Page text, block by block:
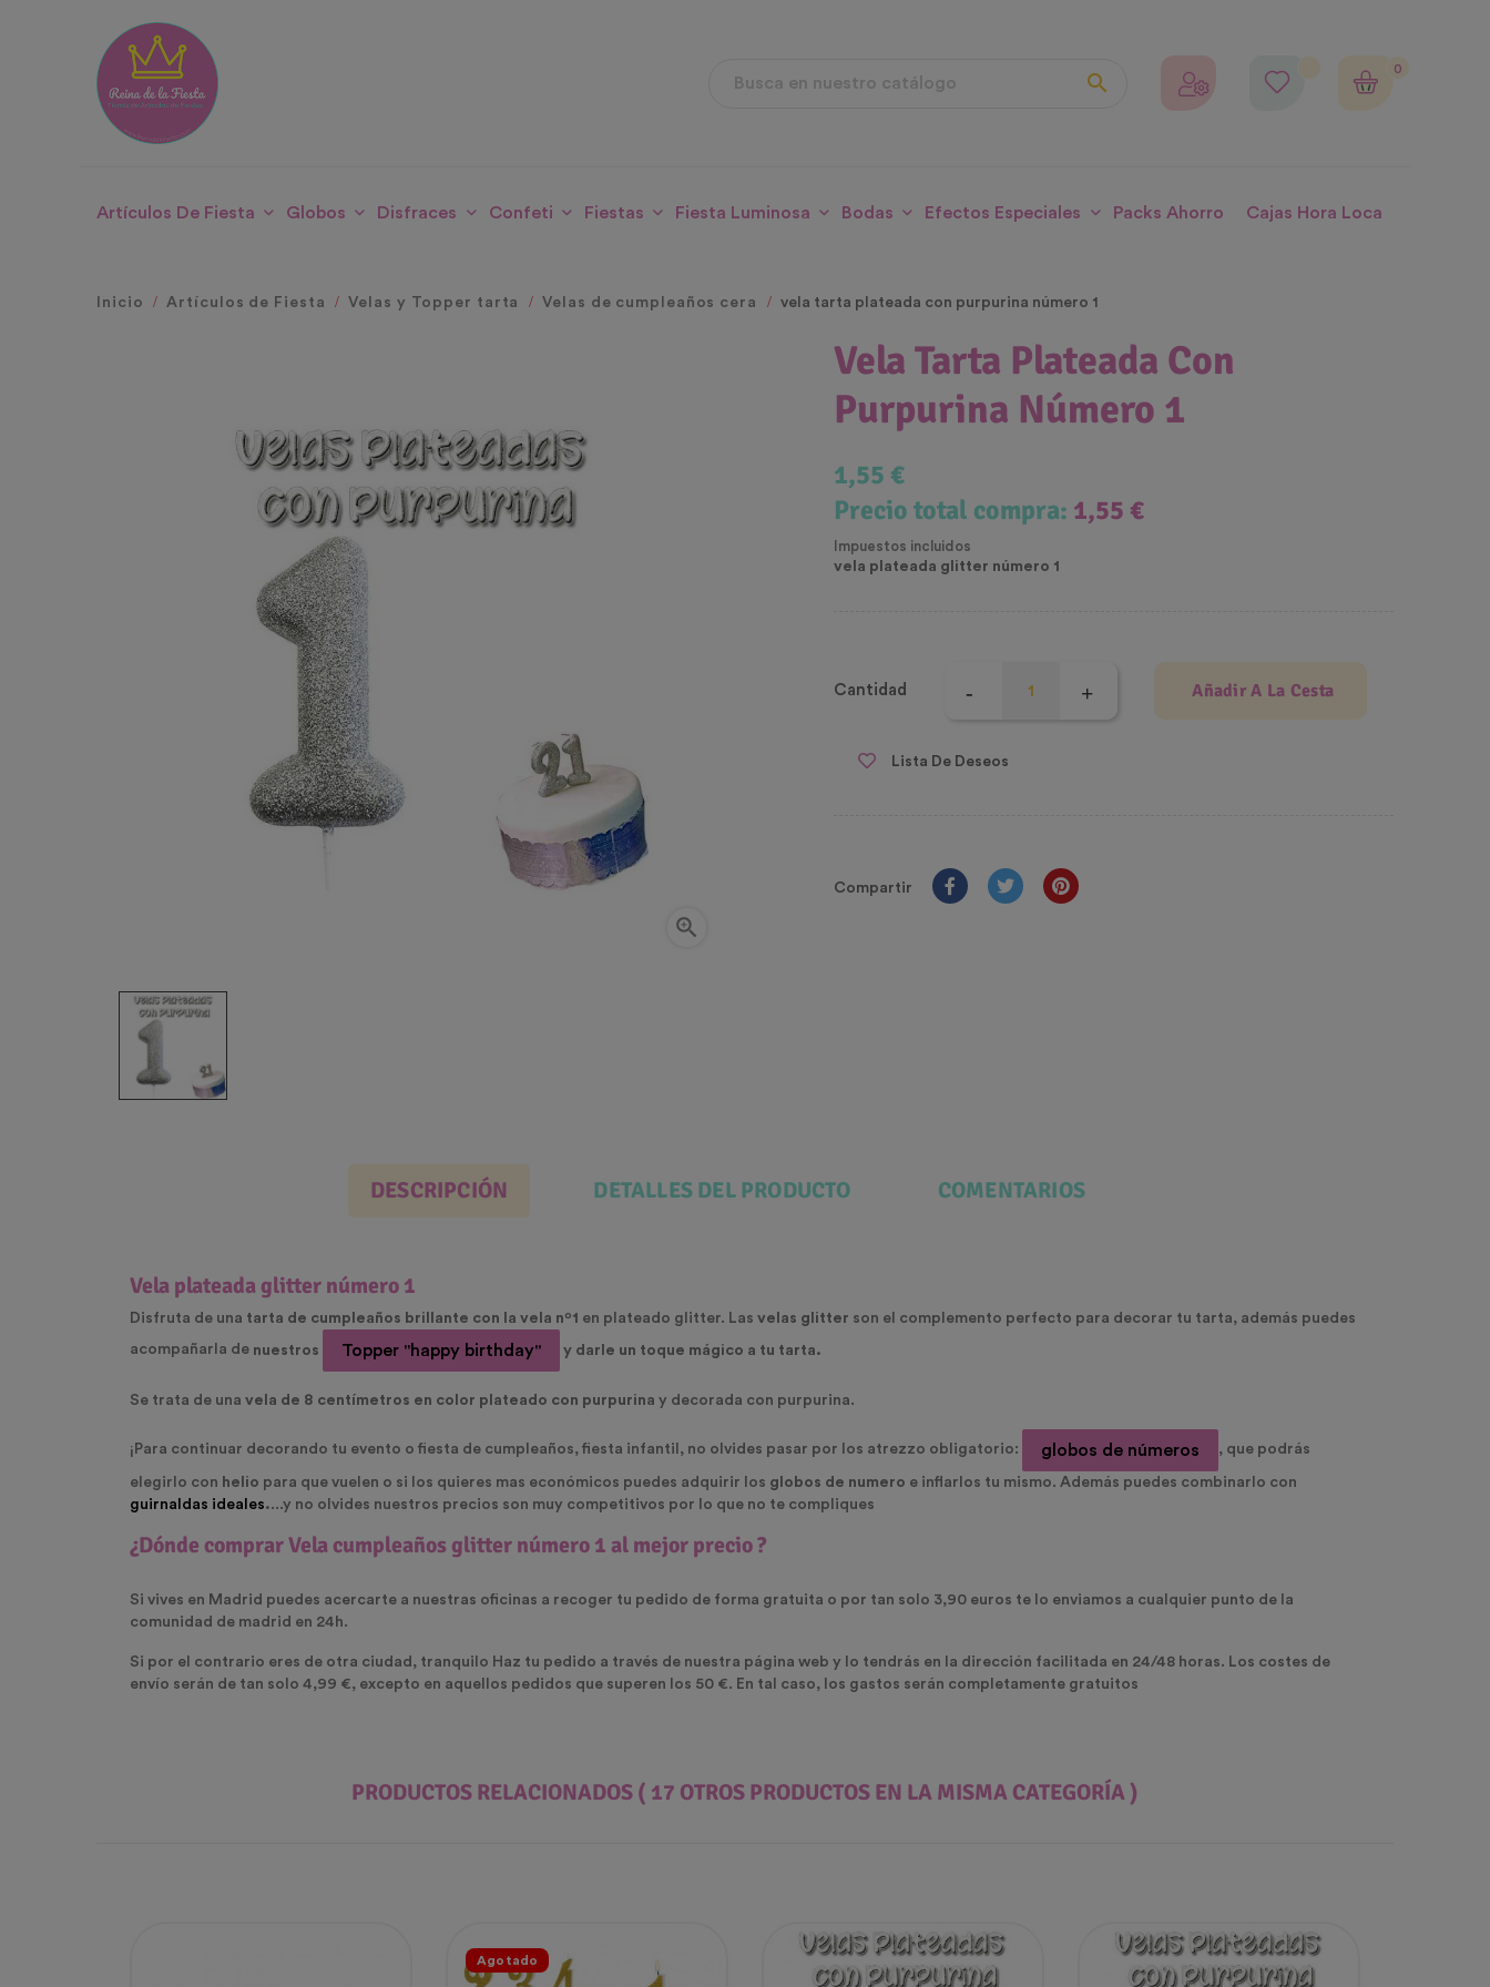

0
Artículos De Fiesta Globos Disfraces Confeti Fiestas Fiesta Luminosa Bodas Efectos Especiales Packs Ahorro Cajas Hora Loca
Inicio Artículos de Fiesta Velas y Topper tarta Velas de cumpleaños cera vela tarta plateada con purpurina número 1

Vela Tarta Plateada Con
Purpurina Número 1
1,55 €
Precio total compra: 1,55 €
Impuestos incluidos
vela plateada glitter número 1
Cantidad Añadir A La Cesta
Lista De Deseos
Compartir
DESCRIPCIÓN DETALLES DEL PRODUCTO COMENTARIOS
Vela plateada glitter número 1
Disfruta de una tarta de cumpleaños brillante con la vela nº1 en plateado glitter. Las velas glitter son el complemento perfecto para decorar tu tarta, además puedes
acompañarla de nuestros Topper "happy birthday" y darle un toque mágico a tu tarta.
Se trata de una vela de 8 centímetros en color plateado con purpurina y decorada con purpurina.
¡Para continuar decorando tu evento o fiesta de cumpleaños, fiesta infantil, no olvides pasar por los atrezzo obligatorio: globos de números , que podrás
elegirlo con helio para que vuelen o si los quieres mas económicos puedes adquirir los globos de numero e inflarlos tu mismo. Además puedes combinarlo con
guirnaldas ideales....y no olvides nuestros precios son muy competitivos por lo que no te compliques
¿Dónde comprarVela cumpleaños glitter número 1 al mejor precio?
Si vives en Madrid puedes acercarte a nuestras oficinas a recoger tu pedido de forma gratuita o por tan solo 3,90 euros te lo enviamos a cualquier punto de la
comunidad de madrid en 24h.
Si por el contrario eres de otra ciudad, tranquilo Haz tu pedido a través de nuestra página web y lo tendrás en la dirección facilitada en 24/48 horas. Los costes de
envío serán de tan solo 4,99 €, excepto en aquellos pedidos que superen los 50 €. En tal caso, los gastos serán completamente gratuitos
PRODUCTOS RELACIONADOS ( 17 OTROS PRODUCTOS EN LA MISMA CATEGORÍA )
Agotado